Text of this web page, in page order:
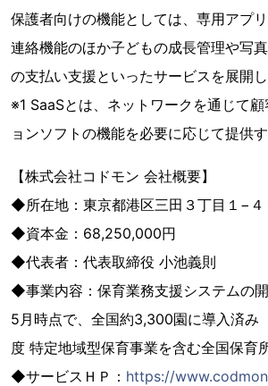
保護者向けの機能としては、専用アプ
連絡機能のほか子どもの成長管理や写
の支払い支援といったサービスを展開し
※1 SaaSとは、ネットワークを通じて
ョンソフトの機能を必要に応じて提供
【株式会社コドモン 会社概要】
◆所在地：東京都港区三田３丁目１−４
◆資本金：68,250,000円
◆代表者：代表取締役 小池義則
◆事業内容：保育業務支援システムの
5月時点で、全国約3,300園に導入済み
度 特定地域型保育事業を含む全国保育
◆サービスＨＰ： https://